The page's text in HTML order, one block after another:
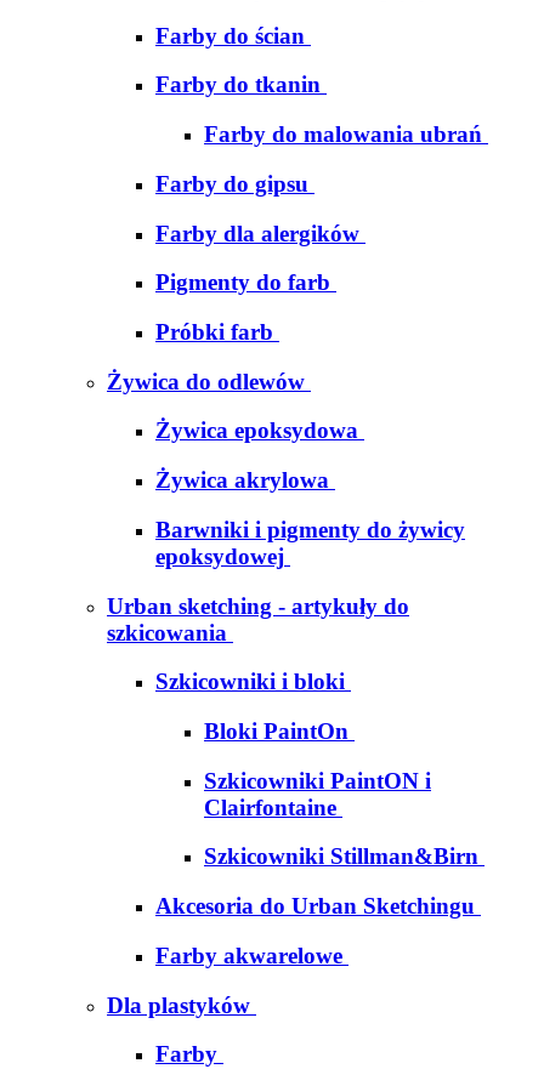
Farby do ścian
Farby do tkanin
Farby do malowania ubrań
Farby do gipsu
Farby dla alergików
Pigmenty do farb
Próbki farb
Żywica do odlewów
Żywica epoksydowa
Żywica akrylowa
Barwniki i pigmenty do żywicy
epoksydowej
Urban sketching - artykuły do
szkicowania
Szkicowniki i bloki
Bloki PaintOn
Szkicowniki PaintON i
Clairfontaine
Szkicowniki Stillman&Birn
Akcesoria do Urban Sketchingu
Farby akwarelowe
Dla plastyków
Farby